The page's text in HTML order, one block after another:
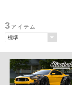
3 アイテム